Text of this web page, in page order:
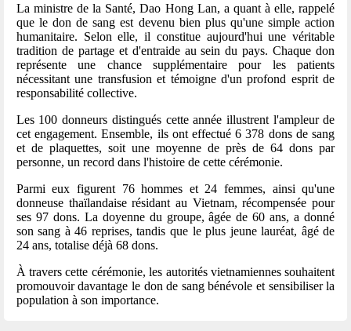
La ministre de la Santé, Dao Hong Lan, a quant à elle, rappelé
que le don de sang est devenu bien plus qu'une simple action
humanitaire. Selon elle, il constitue aujourd'hui une véritable
tradition de partage et d'entraide au sein du pays. Chaque don
représente une chance supplémentaire pour les patients
nécessitant une transfusion et témoigne d'un profond esprit de
responsabilité collective.
Les 100 donneurs distingués cette année illustrent l'ampleur de
cet engagement. Ensemble, ils ont effectué 6 378 dons de sang
et de plaquettes, soit une moyenne de près de 64 dons par
personne, un record dans l'histoire de cette cérémonie.
Parmi eux figurent 76 hommes et 24 femmes, ainsi qu'une
donneuse thaïlandaise résidant au Vietnam, récompensée pour
ses 97 dons. La doyenne du groupe, âgée de 60 ans, a donné
son sang à 46 reprises, tandis que le plus jeune lauréat, âgé de
24 ans, totalise déjà 68 dons.
À travers cette cérémonie, les autorités vietnamiennes souhaitent
promouvoir davantage le don de sang bénévole et sensibiliser la
population à son importance.